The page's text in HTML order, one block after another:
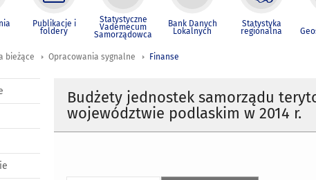
Publikacje i
foldery
Statystyczne
Vademecum
Samorządowca
Bank Danych
Lokalnych
Statystyka
regionalna
bieżące Opracowania sygnalne Finanse
Budżety jednostek samorządu
województwie podlaskim w 2014 r.